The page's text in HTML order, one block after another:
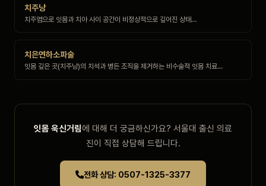
치주낭
치주염으로 잇몸과 치아 사이 공간이 비정상적으로 깊어진 상태…
치은연하소파술
잇몸 깊은 곳(치주낭)의 치석과 병든 조직을 제거하는 비수술적 잇몸 치료…
잇몸 욱신거림에 대해 더 궁금하신가요? 서울대 출신 의료
진이 직접 상담해 드립니다.
전화 상담: 0507-1325-3377